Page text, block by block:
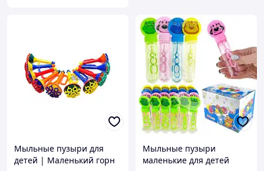
Мыльные пузыри для
детей | Маленький горн
Мыльные пузыри
маленькие для детей